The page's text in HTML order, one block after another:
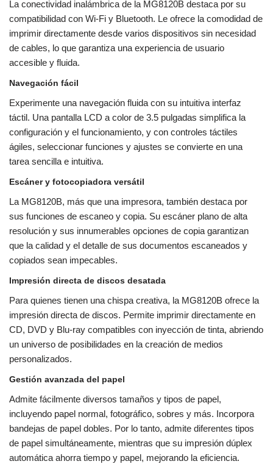
La conectividad inalámbrica de la MG8120B destaca por su
compatibilidad con Wi-Fi y Bluetooth. Le ofrece la comodidad de
imprimir directamente desde varios dispositivos sin necesidad
de cables, lo que garantiza una experiencia de usuario
accesible y fluida.
Navegación fácil
Experimente una navegación fluida con su intuitiva interfaz
táctil. Una pantalla LCD a color de 3.5 pulgadas simplifica la
configuración y el funcionamiento, y con controles táctiles
ágiles, seleccionar funciones y ajustes se convierte en una
tarea sencilla e intuitiva.
Escáner y fotocopiadora versátil
La MG8120B, más que una impresora, también destaca por
sus funciones de escaneo y copia. Su escáner plano de alta
resolución y sus innumerables opciones de copia garantizan
que la calidad y el detalle de sus documentos escaneados y
copiados sean impecables.
Impresión directa de discos desatada
Para quienes tienen una chispa creativa, la MG8120B ofrece la
impresión directa de discos. Permite imprimir directamente en
CD, DVD y Blu-ray compatibles con inyección de tinta, abriendo
un universo de posibilidades en la creación de medios
personalizados.
Gestión avanzada del papel
Admite fácilmente diversos tamaños y tipos de papel,
incluyendo papel normal, fotográfico, sobres y más. Incorpora
bandejas de papel dobles. Por lo tanto, admite diferentes tipos
de papel simultáneamente, mientras que su impresión dúplex
automática ahorra tiempo y papel, mejorando la eficiencia.